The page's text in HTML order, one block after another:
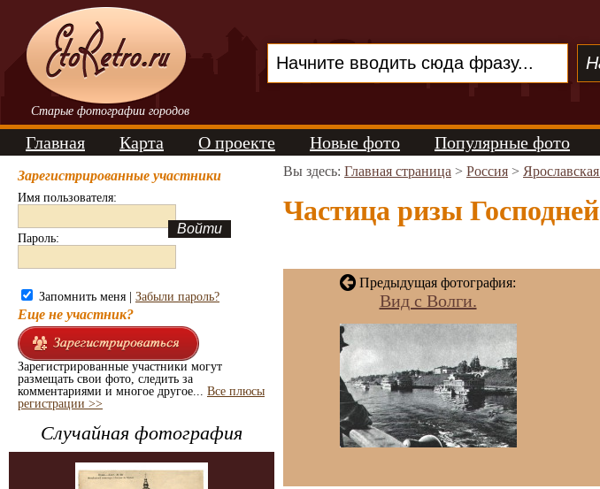
Старые фотографии городов
Главная Карта О проекте Новые фото Популярные фото
Зарегистрированные участники
Имя пользователя:
Пароль:
Запомнить меня | Забыли пароль?
Еще не участник?
Зарегистрированные участники могут
размещать свои фото, следить за
комментариями и многое другое... Все плюсы
регистрации >>
Случайная фотография
Вы здесь: Главная страница > Россия >
Частица ризы
Предыдущая фотография:
Вид с Волги.